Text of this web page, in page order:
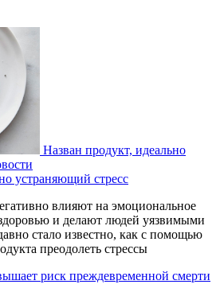
Назван продукт, идеально
устраняющий стресс
влияют на эмоциональное
и делают людей уязвимыми
стало известно, как с помощью
преодолеть стрессы